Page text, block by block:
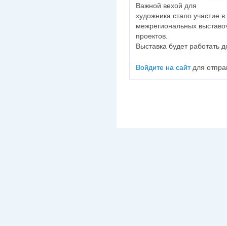
Важной вехой для
художника стало участие
межрегиональных
проектов.
Выставка будет работать
Войдите на сайтдля